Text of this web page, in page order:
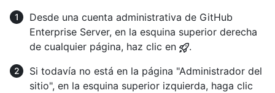
Desde una cuenta administrativa de GitHub
Enterprise Server, en la esquina superior derecha
de cualquier página, haz clic en
.
Si todavía no está en la página "Administrador del
sitio", en la esquina superior izquierda, haga clic